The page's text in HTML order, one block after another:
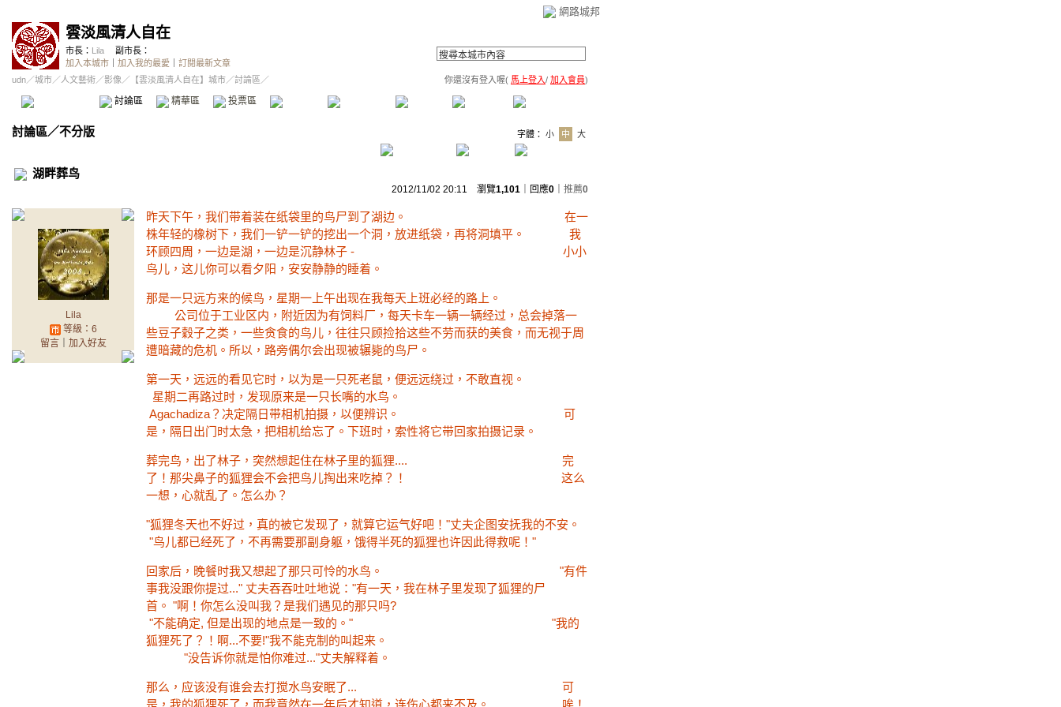
網路城邦
雲淡風清人自在
市長： Lila
副市長：
加入本城市
加入我的最愛
訂閱最新文章
udn／城市／人文藝術／影像 ／ 【雲淡風清人自在】城市／討論區／ 你還沒有登入喔( 馬上登入/ 加入會員)
討論區 精華區 投票區 影像館 公告區 訪客簿 市政中心
討論區／不分版 字體： 小 中 大
湖畔葬鸟
2012/11/02 20:11 瀏覽1,101 ｜回應0 推薦0
Lila
等級：6
留言｜ 加入好友
昨天下午，我们带着装在纸袋里的鸟尸到了湖边。 在一
株年轻的橡树下，我们一铲一铲的挖出一个洞，放进纸袋，再将洞填平。 我
环顾四周，一边是湖，一边是沉静林子 - 小小
鸟儿，这儿你可以看夕阳，安安静静的睡着。
那是一只远方来的候鸟，星期一上午出现在我每天上班必经的路上。
公司位于工业区内，附近因为有饲料厂，每天卡车一辆一辆经过，总会掉落一
些豆子穀子之类，一些贪食的鸟儿，往往只顾捡拾这些不劳而获的美食，而无视于周
遭暗藏的危机。所以，路旁偶尔会出现被辗毙的鸟尸。
第一天，远远的看见它时，以为是一只死老鼠，便远远绕过，不敢直视。
星期二再路过时，发现原来是一只长嘴的水鸟。
Agachadiza？决定隔日带相机拍摄，以便辨识。 可
是，隔日出门时太急，把相机给忘了。下班时，索性将它带回家拍摄记录。
葬完鸟，出了林子，突然想起住在林子里的狐狸.... 完
了！那尖鼻子的狐狸会不会把鸟儿掏出来吃掉？！ 这么
一想，心就乱了。怎么办？
"狐狸冬天也不好过，真的被它发现了，就算它运气好吧！"丈夫企图安抚我的不安。
"鸟儿都已经死了，不再需要那副身躯，饿得半死的狐狸也许因此得救呢！"
回家后，晚餐时我又想起了那只可怜的水鸟。 "有件
事我没跟你提过..." 丈夫吞吞吐吐地说："有一天，我在林子里发现了狐狸的尸
首。 "啊！你怎么没叫我？是我们遇见的那只吗?
"不能确定, 但是出现的地点是一致的。" "我的
狐狸死了？！啊...不要!"我不能克制的叫起来。
"没告诉你就是怕你难过..."丈夫解释着。
那么，应该没有谁会去打搅水鸟安眠了... 可
是，我的狐狸死了，而我竟然在一年后才知道，连伤心都来不及。 唉！